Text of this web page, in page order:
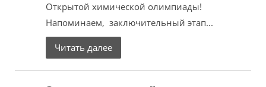
Открытой химической олимпиады!
Напоминаем, заключительный этап...
Читать далее